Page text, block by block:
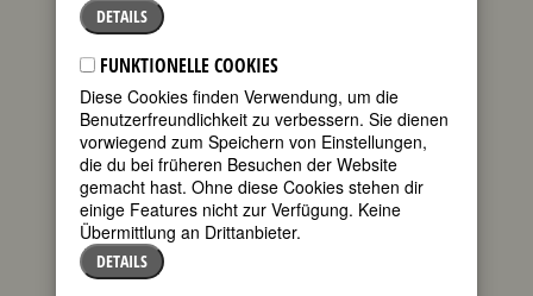
»Bach, Bach, Bach, immer wieder Bach.
Mutter und ich verloren darüber beinahe
den Verstand. Ich gab als erste auf.«
Eine Sehnenentzündung am linken
Ringfinger führte zu einem jähen Ende
von Maria Magdalena Dietrichs
Ausbildung zur Konzertgeigerin. Da
wandte sich die Tochter eines
preußischen Polizeioffiziers der
Schauspielerei zu. Sie absolvierte das
DETAILS
FUNKTIONELLE COOKIES
Diese Cookies finden Verwendung, um die
Benutzerfreundlichkeit zu verbessern. Sie dienen
vorwiegend zum Speichern von Einstellungen,
die du bei früheren Besuchen der Website
gemacht hast. Ohne diese Cookies stehen dir
einige Features nicht zur Verfügung. Keine
Übermittlung an Drittanbieter.
DETAILS